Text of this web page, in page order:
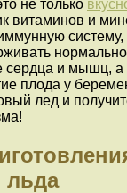
не только
витаминов и
и мышц, а
плода у
лед и
льда